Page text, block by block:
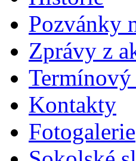
Pozvánky
Zprávy z
Termínový
Kontakty
Fotogalerie